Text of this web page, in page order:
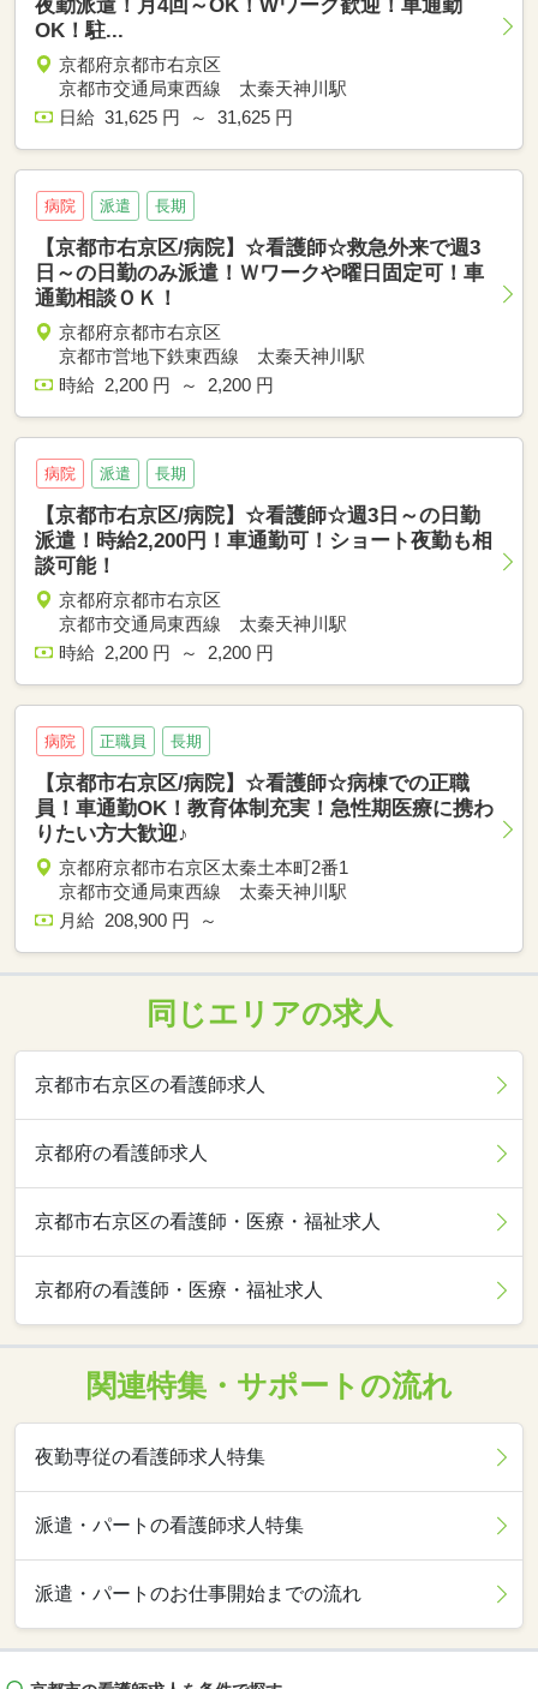
夜勤派遣！月4回～OK！Wワーク歓迎！車通勤
OK！駐...
京都府京都市右京区
京都市交通局東西線 太秦天神川駅
日給 31,625 円 ～ 31,625 円
病院 派遣 長期
【京都市右京区/病院】☆看護師☆救急外来で週3
日～の日勤のみ派遣！Ｗワークや曜日固定可！車
通勤相談ＯＫ！
京都府京都市右京区
京都市営地下鉄東西線 太秦天神川駅
時給 2,200 円 ～ 2,200 円
病院 派遣 長期
【京都市右京区/病院】☆看護師☆週3日～の日勤
派遣！時給2,200円！車通勤可！ショート夜勤も相
談可能！
京都府京都市右京区
京都市交通局東西線 太秦天神川駅
時給 2,200 円 ～ 2,200 円
病院 正職員 長期
【京都市右京区/病院】☆看護師☆病棟での正職
員！車通勤OK！教育体制充実！急性期医療に携わ
りたい方大歓迎♪
京都府京都市右京区太秦土本町2番1
京都市交通局東西線 太秦天神川駅
月給 208,900 円 ～
同じエリアの求人
京都市右京区の看護師求人
京都府の看護師求人
京都市右京区の看護師・医療・福祉求人
京都府の看護師・医療・福祉求人
関連特集・サポートの流れ
夜勤専従の看護師求人特集
派遣・パートの看護師求人特集
派遣・パートのお仕事開始までの流れ